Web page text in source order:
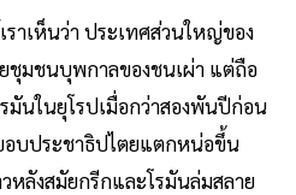
าเห็นว่า ประเทศส่วนใหญ่ของ
ชุมชนบุพกาลของชนเผ่า แต่ถือ
มันในยุโรปเมื่อกว่าสองพันปีก่อน
อบประชาธิปไตยแตกหน่อขึ้น
หลังสมัยกรีกและโรมันล่มสลาย